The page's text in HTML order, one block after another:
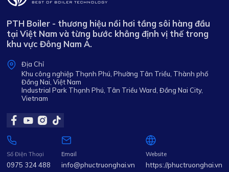
PTH Boiler - thương hiệu nồi hơi tầng sôi hàng đầu
tại Việt Nam và từng bước khẳng định vị thế trong
khu vực Đông Nam Á.
Địa Chỉ
Khu công nghiệp Thạnh Phú, Phường Tân Triều, Thành phố
Đồng Nai, Việt Nam
Industrial Park Thạnh Phú, Tân Triều Ward, Đồng Nai City,
Vietnam
Số Điện Thoại
0975 324 488
Email
info@phuctruonghai.vn
Website
https://phuctruonghai.vn